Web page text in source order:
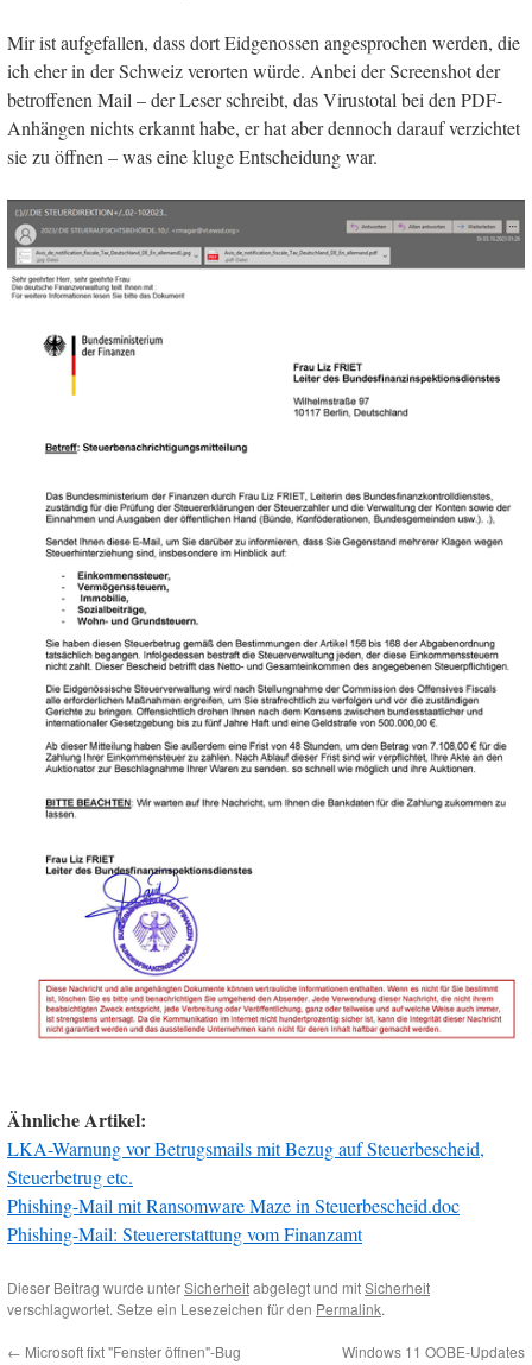
Mir ist aufgefallen, dass dort Eidgenossen angesprochen werden, die
ich eher in der Schweiz verorten würde. Anbei der Screenshot der
betroffenen Mail – der Leser schreibt, das Virustotal bei den PDF-
Anhängen nichts erkannt habe, er hat aber dennoch darauf verzichtet
sie zu öffnen – was eine kluge Entscheidung war.
Ähnliche Artikel:
LKA-Warnung vor Betrugsmails mit Bezug auf Steuerbescheid,
Steuerbetrug etc.
Phishing-Mail mit Ransomware Maze in Steuerbescheid.doc
Phishing-Mail: Steuererstattung vom Finanzamt
Dieser Beitrag wurde unterSicherheitabgelegt und mitSicherheit
verschlagwortet. Setze ein Lesezeichen für den Permalink.
← Microsoft fixt "Fenster öffnen"-Bug
Windows 11 OOBE-Updates